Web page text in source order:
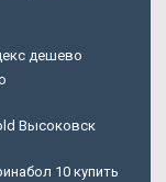
дешево
Высоковск
10 купить